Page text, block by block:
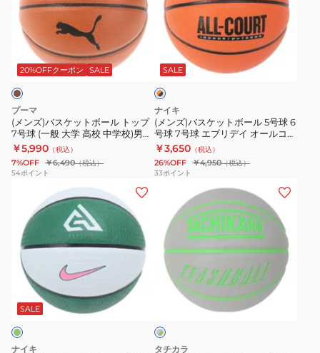
ト
ラ
バ
ー
85-
153J
ト
ボ
ー
ル
ト
ッ
プ
(一
般
高
校
中
20%OFFクーポン SALE
プーマ
(メンズ)バスケットボール トップ
7号球 (一般 大学 高校 中学校)男子
検定球 08355701 自主練
￥5,990 （税込）
7%OFF ￥6,490（税込）
54ポイント
ス
ト
ボ
ー
ル
5
号
球
号
リ
デ
SALE
オ
レ
ン
ラ
ッ
ク
ナイキ
(メンズ)バスケットボール 5号球 6
号球 7号球 エブリデイ オールコー
ト 8P BS3050-855
￥3,650 （税込）
26%OFF ￥4,950（税込）
33ポイント
バ
ス
ト
ボ
ー
SALE
ナイキ
ス
ボ
ー
グ
レ
ー
タチカラ